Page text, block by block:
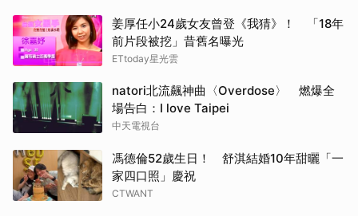
姜厚任小24歲女友曾登《我猜》！ 「18年
前片段被挖」昔舊名曝光
ETtoday星光雲
natori北流飆神曲〈Overdose〉 燃爆全
場告白：I love Taipei
中天電視台
馮德倫52歲生日！ 舒淇結婚10年甜曬「一
家四口照」慶祝
CTWANT